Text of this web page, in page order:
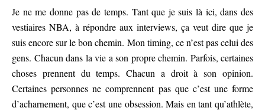
Je ne me donne pas de temps. Tant que je suis là ici, dans des
vestiaires NBA, à répondre aux interviews, ça veut dire que je
suis encore sur le bon chemin. Mon timing, ce n’est pas celui des
gens. Chacun dans la vie a son propre chemin. Parfois, certaines
choses prennent du temps. Chacun a droit à son opinion.
Certaines personnes ne comprennent pas que c’est une forme
d’acharnement, que c’est une obsession. Mais en tant qu’athlète,